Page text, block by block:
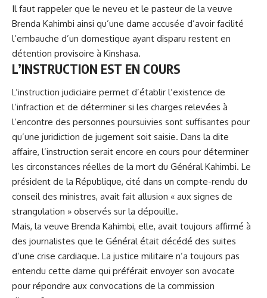
Il faut rappeler que le neveu et le pasteur de la veuve
Brenda Kahimbi ainsi qu’une dame accusée d’avoir facilité
l’embauche d’un domestique ayant disparu restent en
détention provisoire à Kinshasa.
L’INSTRUCTION EST EN COURS
L’instruction judiciaire permet d’établir l’existence de
l’infraction et de déterminer si les charges relevées à
l’encontre des personnes poursuivies sont suffisantes pour
qu’une juridiction de jugement soit saisie. Dans la dite
affaire, l’instruction serait encore en cours pour déterminer
les circonstances réelles de la mort du Général Kahimbi. Le
président de la République, cité dans un compte-rendu du
conseil des ministres, avait fait allusion « aux signes de
strangulation » observés sur la dépouille.
Mais, la veuve Brenda Kahimbi, elle, avait toujours affirmé à
des journalistes que le Général était décédé des suites
d’une crise cardiaque. La justice militaire n’a toujours pas
entendu cette dame qui préférait envoyer son avocate
pour répondre aux convocations de la commission